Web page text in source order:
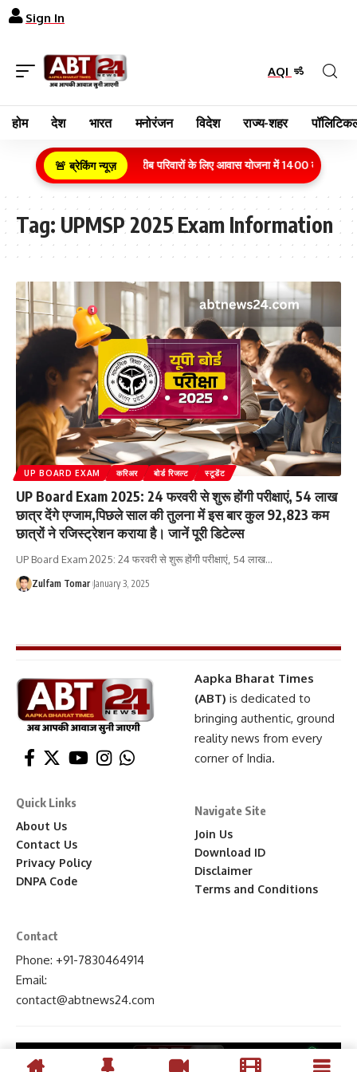
Sign In
AQI
होम देश भारत मनोरंजन विदेश राज्य-शहर
🚨 ब्रेकिंग न्यूज़
ग्रामीण क्षेत्र के गरीब परिवारों के लिए आवास योजना में 1400 करोड़ रुपये
Tag: UPMSP 2025 Exam Information
UP BOARD EXAM करिअर बोर्ड रिजल्ट स्टूडेंट
UP Board Exam 2025: 24 फरवरी से शुरू होंगी परीक्षाएं, 54 लाख
छात्र देंगे एग्जाम,पिछले साल की तुलना में इस बार कुल 92,823 कम
छात्रों ने रजिस्ट्रेशन कराया है। जानें पूरी डिटेल्स
UP Board Exam 2025: 24 फरवरी से शुरू होंगी परीक्षाएं, 54 लाख…
Zulfam Tomar January 3, 2025
Aapka Bharat Times
(ABT) is dedicated to
bringing authentic, ground
reality news from every
corner of India.
Quick Links
About Us
Contact Us
Privacy Policy
DNPA Code
Navigate Site
Join Us
Download ID
Disclaimer
Terms and Conditions
Contact
Phone: +91-7830464914
Email:
contact@abtnews24.com